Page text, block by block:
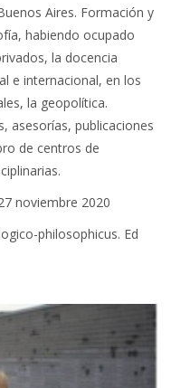
Aires. Formación y
habiendo ocupado
la docencia
e internacional, en los
la geopolítica.
asesorías, publicaciones
de centros de
noviembre 2020
philosophicus. Ed